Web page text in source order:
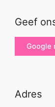
Geef
Google
Adres